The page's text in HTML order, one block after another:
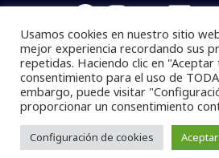
Facebook
Pymempresario © 2025 Todos los
Se prohibe el uso de la
dar referencia a la
Desarrollado por
Usamos cookies en nuestro sitio
mejor experiencia recordando sus
repetidas. Haciendo clic en
consentimiento para el uso de
embargo, puede visitar
proporcionar un consentimiento
Configuración de cookies